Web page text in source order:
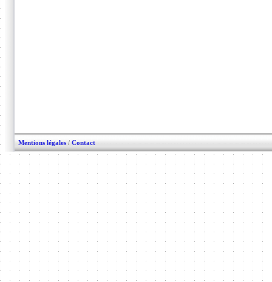
Mentions légales / Contact